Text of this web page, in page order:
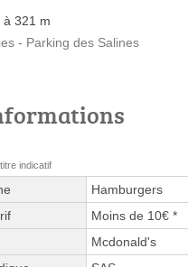
à 321 m
- Parking des Salines
indicatif
Hamburgers
Moins de 10€ *
Mcdonald's